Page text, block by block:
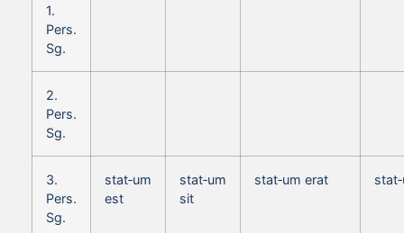
1.
Pers.
Sg.
2.
Pers.
Sg.
3.
Pers.
Sg.
stat‑um
est
stat‑um
sit
stat‑um erat